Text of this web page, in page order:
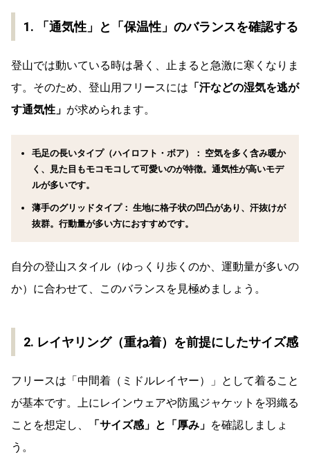
1. 「通気性」と「保温性」のバランスを確認する
登山では動いている時は暑く、止まると急激に寒くなりま
す。そのため、登山用フリースには 「汗などの湿気を逃が
す通気性」 が求められます。
毛足の長いタイプ（ハイロフト・ボア）： 空気を多く含み暖か
く、見た目もモコモコして可愛いのが特徴。通気性が高いモデ
ルが多いです。
薄手のグリッドタイプ： 生地に格子状の凹凸があり、汗抜けが
抜群。行動量が多い方におすすめです。
自分の登山スタイル（ゆっくり歩くのか、運動量が多いの
か）に合わせて、このバランスを見極めましょう。
2. レイヤリング（重ね着）を前提にしたサイズ感
フリースは「中間着（ミドルレイヤー）」として着ること
が基本です。上にレインウェアや防風ジャケットを羽織る
ことを想定し、
「サイズ感」と「厚み」 を確認しましょ
う。